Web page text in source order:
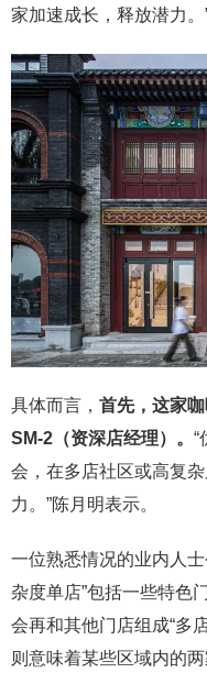
家加速成长，释放潜力。
具体而言， 首先，这家
SM-2（资深店经理）。 “
会，在多店社区或高复
力。”陈月明表示。
一位熟悉情况的业内人
杂度单店”包括一些特色
会再和其他门店组成“多
则意味着某些区域内的